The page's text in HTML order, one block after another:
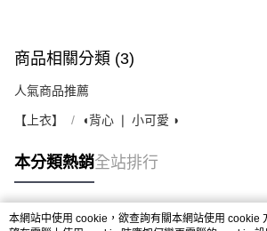
商品相關分類 (3)
人氣商品推薦
【上衣】 ◖背心 ❘ 小可愛 ◗
本分類熱銷全站排行
本網站中使用 cookie，欲查詢有關本網站使用 cookie